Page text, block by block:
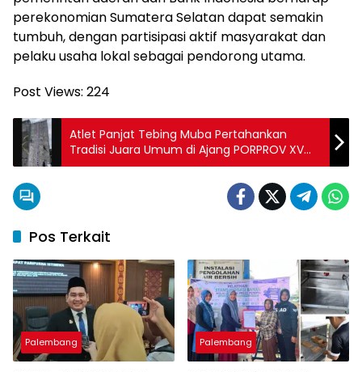
perekonomian Sumatera Selatan dapat semakin
tumbuh, dengan partisipasi aktif masyarakat dan
pelaku usaha lokal sebagai pendorong utama.
Post Views: 224
Atlet Panjat Tebing Muba Pertahankan
Tradisi Juara Umum di Ajang PORPROV XV
Sumsel
Pos Terkait
Palembang Palembang